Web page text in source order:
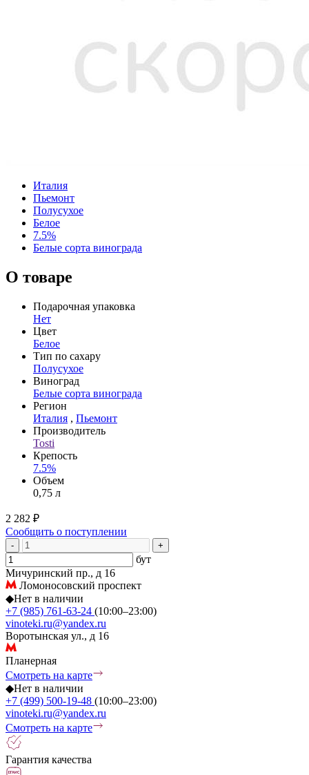
Италия
Пьемонт
Полусухое
Белое
7.5%
Белые сорта винограда
О товаре
Подарочная упаковка
Нет
Цвет
Белое
Тип по сахару
Полусухое
Виноград
Белые сорта винограда
Регион
Италия , Пьемонт
Производитель
Tosti
Крепость
7.5%
Объем
0,75 л
2 282 ₽
Сообщить о поступлении
- +
бут
Мичуринский пр., д 16
Ломоносовский проспект
◆Нет в наличии
+7 (985) 761-63-24 (10:00–23:00)
vinoteki.ru@yandex.ru
Воротынская ул., д 16
Планерная
Смотреть на карте
◆Нет в наличии
+7 (499) 500-19-48 (10:00–23:00)
vinoteki.ru@yandex.ru
Смотреть на карте
Гарантия качества